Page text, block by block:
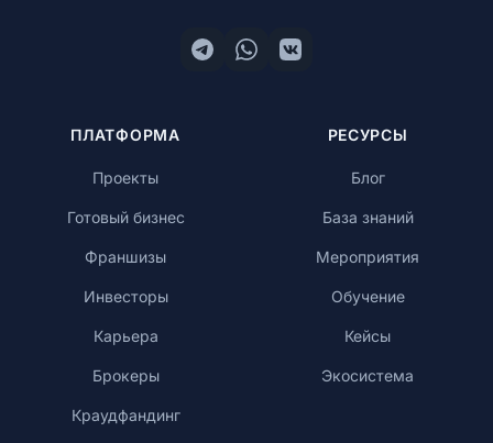
ПЛАТФОРМА
Проекты
Готовый бизнес
Франшизы
Инвесторы
Карьера
Брокеры
Краудфандинг
РЕСУРСЫ
Блог
База знаний
Мероприятия
Обучение
Кейсы
Экосистема